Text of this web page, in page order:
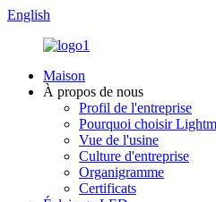
English
Maison
À propos de nous
Profil de l'entreprise
Pourquoi choisir
Vue de l'usine
Culture d'entreprise
Organigramme
Certificats